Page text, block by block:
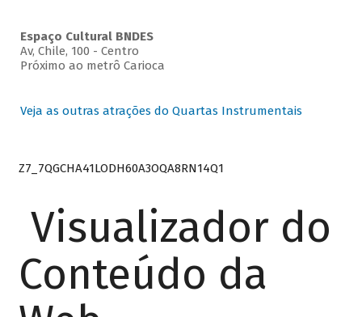
Espaço Cultural BNDES
Av, Chile, 100 - Centro
Próximo ao metrô Carioca
Veja as outras atrações do Quartas Instrumentais
Z7_7QGCHA41LODH60A3OQA8RN14Q1
Visualizador do
Conteúdo da